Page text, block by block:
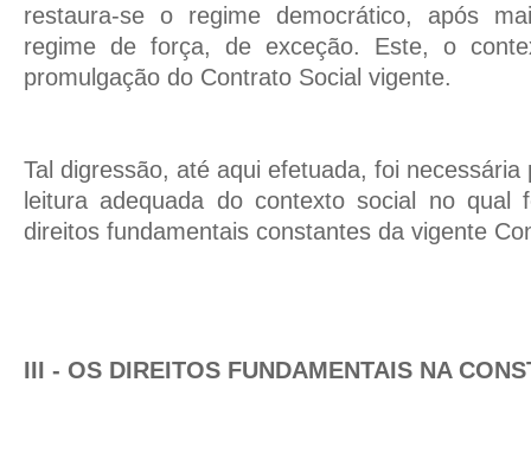
restaura-se o regime democrático, após
regime de força, de exceção. Este, o
promulgação do Contrato Social vigente.
Tal digressão, até aqui efetuada, foi
leitura adequada do contexto social no qual
direitos fundamentais constantes da vigente
III - OS DIREITOS FUNDAMENTAIS NA